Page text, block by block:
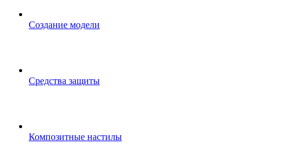
Создание модели
Средства защиты
Композитные настилы